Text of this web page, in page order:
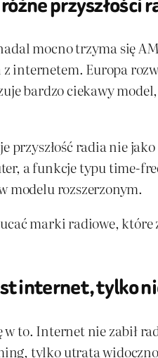
mocno trzyma się
internetem. Europa
bardzo ciekawy
radia nie
a funkcje typu time-
modelu rozszerzonym.
marki radiowe,
internet, tylko
to. Internet nie zabił
tylko utrata